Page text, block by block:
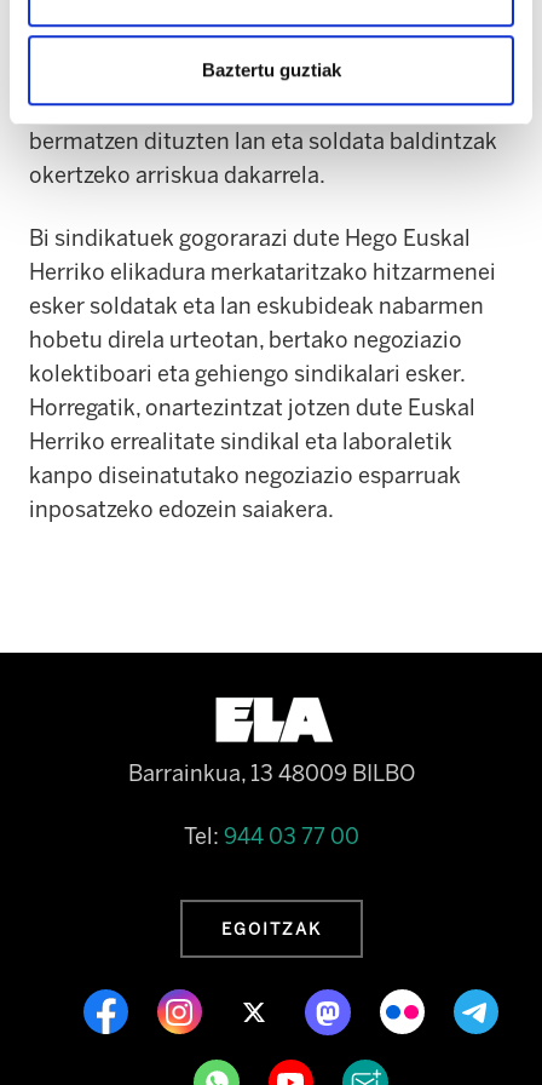
Baztertu guztiak
Euskal Herriko langileen eta ordezkaritza
sindikalaren erabakitzeko gaitasuna ahulduz.
Gainera, ohartarazi dute prozesu horrek gaur
egun indarrean dauden hitzarmenek
bermatzen dituzten lan eta soldata baldintzak
okertzeko arriskua dakarrela.
Bi sindikatuek gogorarazi dute Hego Euskal
Herriko elikadura merkataritzako hitzarmenei
esker soldatak eta lan eskubideak nabarmen
hobetu direla urteotan, bertako negoziazio
kolektiboari eta gehiengo sindikalari esker.
Horregatik, onartezintzat jotzen dute Euskal
Herriko errealitate sindikal eta laboraletik
kanpo diseinatutako negoziazio esparruak
inposatzeko edozein saiakera.
Barrainkua, 13 48009 BILBO
Tel: 944 03 77 00
EGOITZAK